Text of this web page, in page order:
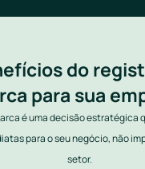
do
para sua
é uma decisão estratégica
para o seu negócio, não
setor.